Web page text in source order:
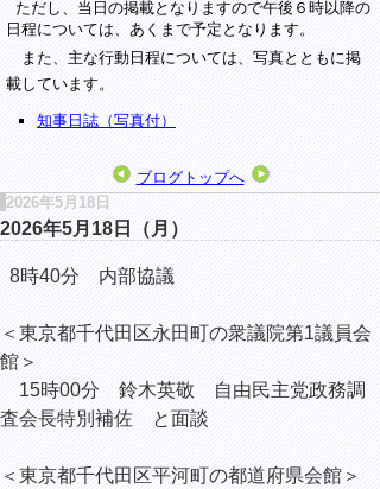
ただし、当日の掲載となりますので午後６時以降の
日程については、あくまで予定となります。
また、主な行動日程については、写真とともに掲
載しています。
知事日誌（写真付）
ブログトップへ
2026年5月18日
2026年5月18日（月）
8時40分 内部協議
＜東京都千代田区永田町の衆議院第1議員会
館＞
15時00分 鈴木英敬 自由民主党政務調
査会長特別補佐 と面談
＜東京都千代田区平河町の都道府県会館＞